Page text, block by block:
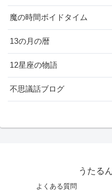
魔の時間ボイドタイム
13の月の暦
12星座の物語
不思議話ブログ
うたる
よくある質問